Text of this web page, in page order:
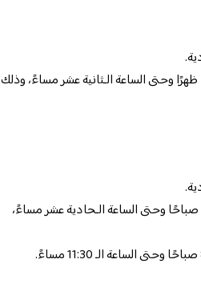
وحتى الساعة الـثانية عشر مساءً، وذلك
وحتى الساعة الـحادية عشر مساءً،